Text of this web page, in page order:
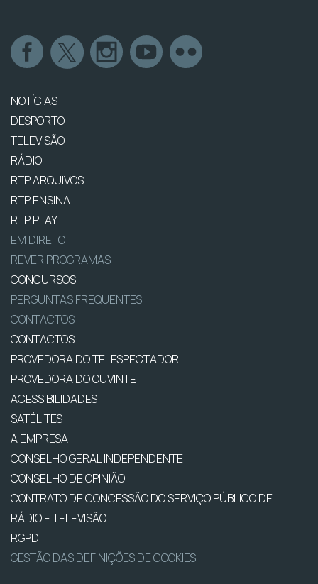
NOTÍCIAS
DESPORTO
TELEVISÃO
RÁDIO
RTP ARQUIVOS
RTP ENSINA
RTP PLAY
EM DIRETO
REVER PROGRAMAS
CONCURSOS
PERGUNTAS FREQUENTES
CONTACTOS
CONTACTOS
PROVEDORA DO TELESPECTADOR
PROVEDORA DO OUVINTE
ACESSIBILIDADES
SATÉLITES
A EMPRESA
CONSELHO GERAL INDEPENDENTE
CONSELHO DE OPINIÃO
CONTRATO DE CONCESSÃO DO SERVIÇO PÚBLICO DE
RÁDIO E TELEVISÃO
RGPD
GESTÃO DAS DEFINIÇÕES DE COOKIES